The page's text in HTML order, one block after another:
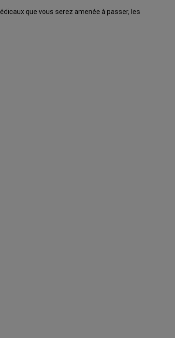
que vous serez amenée à passer, les